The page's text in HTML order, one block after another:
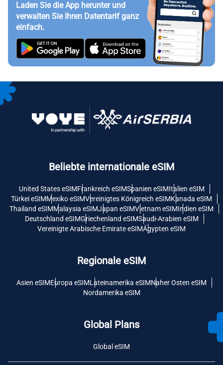
Laden Sie die App herunter und
verwalten Sie Ihren Datentarif ganz
einfach.
Beliebte internationale eSIM
United States eSIMFrankreich eSIMSpanien eSIMItalien eSIM
Türkei eSIMMexiko eSIMVereinigtes Königreich eSIMKanada eSIM
Thailand eSIMMalaysia eSIMJapan eSIMVietnam eSIMIndien eSIM
Deutschland eSIMGriechenland eSIMSaudi-Arabien eSIM
Vereinigte Arabische Emirate eSIMÄgypten eSIM
Regionale eSIM
Asien eSIMEuropa eSIMLateinamerika eSIMNaher Osten eSIM
Nordamerika eSIM
Global Plans
Global eSIM